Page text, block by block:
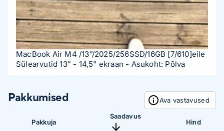
MacBook Air M4 /13”/2025/256SSD/16GB [7/610]
Sülearvutid 13" - 14,5" ekraan - Asukoht: Põlva
eile
Pakkumised Ava vastavused
Pakkuja
Saadavus
Hind